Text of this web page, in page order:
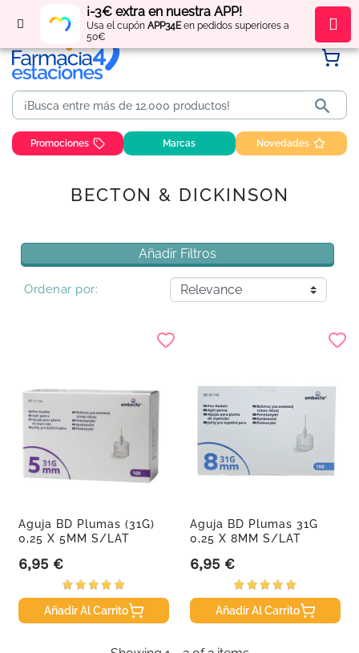
¡-3€ extra en nuestra APP!
Usa el cupón APP34Een pedidos superiores a
50€
Regístratey obténpuntos por tus compras

Promociones Marcas Novedades
BECTON & DICKINSON
Añadir Filtros
Ordenar por:
Aguja BD Plumas (31G)
0,25 X 5MM S/LAT
Precio
6,95 €
Añadir Al Carrito
Aguja BD Plumas 31G
0,25 X 8MM S/LAT
Precio
6,95 €
Añadir Al Carrito